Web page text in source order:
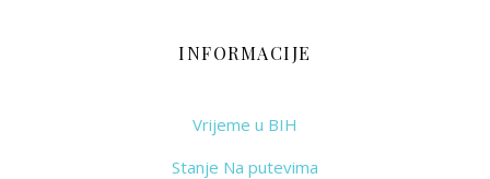
INFORMACIJE
Vrijeme u BIH
Stanje Na putevima